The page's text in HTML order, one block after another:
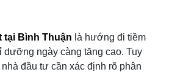
tại Bình Thuận là hướng đi tiềm
dưỡng ngày càng tăng cao. Tuy
đầu tư cần xác định rõ phân